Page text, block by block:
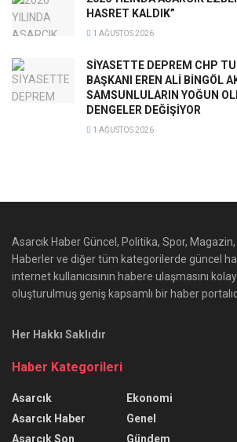
HASRET KALDIK”
1 AĞUSTOS 2026
SİYASETTE DEPREM CHP
BAŞKANI EREN ALİ BİNGÖL
SAMSUNLULARIN YOĞUN
DENGELER DEĞİŞİYOR
1 AĞUSTOS 2026
Asarcık Haber Güncel, Politika, Spor,
Haberler ve diğer tüm kategorilerde güncel
internet kullanıcısının habere ulaşmasını
oluşturulmuş geniş kapsamlı bir haber
Her Hakkı Saklıdır
Haber Kategorileri
Asarcık
Asarcık Haber
Asarcık Son
Ekonomi
Genel
Gündem